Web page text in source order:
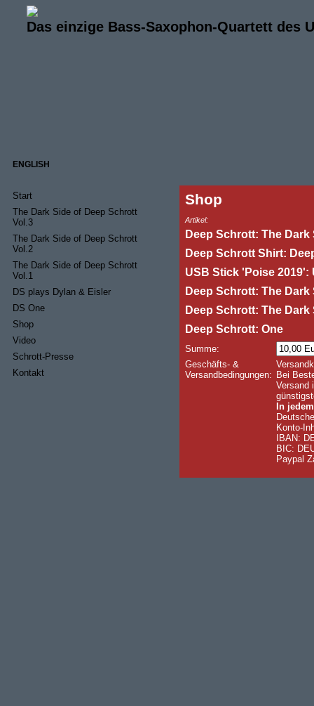
Das einzige Bass-Saxophon-Quartett des
ENGLISH
Start
The Dark Side of Deep Schrott
Vol.3
The Dark Side of Deep Schrott
Vol.2
The Dark Side of Deep Schrott
Vol.1
DS plays Dylan & Eisler
DS One
Shop
Video
Schrott-Presse
Kontakt
Shop
Artikel:
Deep Schrott: The
Deep Schrott Shirt:
USB Stick 'Poise 2019':
Deep Schrott: The
Deep Schrott: The
Deep Schrott: One
Summe:
Geschäfts- &
Versandbedingungen: Bei
Versand
In
Konto-
IBAN:
BIC:
Paypal